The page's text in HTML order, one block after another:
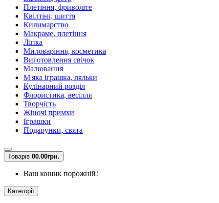
Плетіння, фриволіте
Квілтінг, шиття
Килимарство
Макраме, плетіння
Ліпка
Миловаріння, косметика
Виготовлення свічок
Малювання
М'яка іграшка, ляльки
Кулінарний розділ
Флористика, весілля
Творчість
Жіночі примхи
Іграшки
Подарунки, свята
Товарів 00.00грн.
Ваш кошик порожній!
Категорії